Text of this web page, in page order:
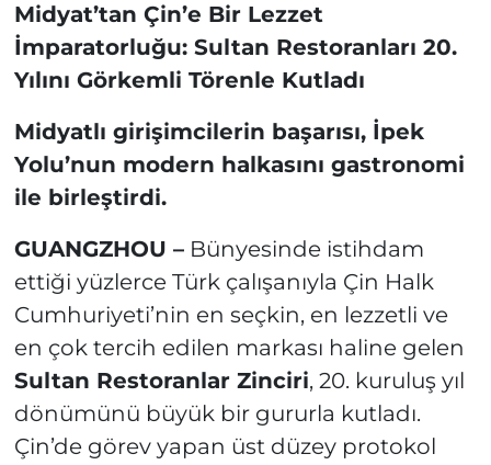
Midyat’tan Çin’e Bir Lezzet
İmparatorluğu: Sultan Restoranları 20.
Yılını Görkemli Törenle Kutladı
Midyatlı girişimcilerin başarısı, İpek
Yolu’nun modern halkasını gastronomi
ile birleştirdi.
GUANGZHOU –Bünyesinde istihdam
ettiği yüzlerce Türk çalışanıyla Çin Halk
Cumhuriyeti’nin en seçkin, en lezzetli ve
en çok tercih edilen markası haline gelen
Sultan Restoranlar Zinciri, 20. kuruluş yıl
dönümünü büyük bir gururla kutladı.
Çin’de görev yapan üst düzey protokol